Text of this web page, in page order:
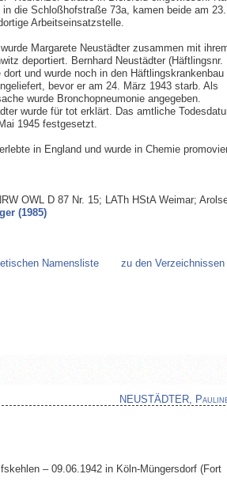
in die Schloßhofstraße 73a, kamen beide am 23.
Arbeitseinsatzstelle.
Margarete Neustädter zusammen mit
deportiert. Bernhard Neustädter (Häftlingsnr.
dort und wurde noch in den Häftlingskrankenbau
bevor er am 24. März 1943 starb. Als
wurde Bronchopneumonie angegeben.
wurde für tot erklärt. Das amtliche
1945 festgesetzt.
in England und wurde in Chemie
OWL D 87 Nr. 15; LATh HStA Weimar;
(1985)
Namensliste zu den Verzeichnissen
NEUSTÄDTER,
– 09.06.1942 in Köln-Müngersdorf (Fort